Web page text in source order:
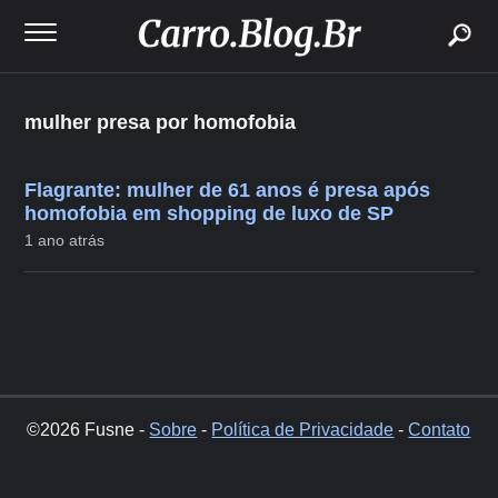
mulher presa por homofobia
Flagrante: mulher de 61 anos é presa após
homofobia em shopping de luxo de SP
1 ano atrás
©2026 Fusne - Sobre - Política de Privacidade -Contato